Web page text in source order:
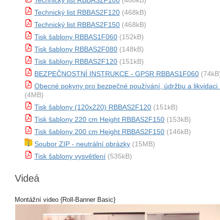
Technický list RBBAS2F120 (468kB)
Technický list RBBAS2F150 (468kB)
Tisk šablony RBBAS1F060 (152kB)
Tisk šablony RBBAS2F080 (148kB)
Tisk šablony RBBAS2F120 (151kB)
BEZPEČNOSTNÍ INSTRUKCE - GPSR RBBAS1F060
Obecné pokyny pro bezpečné používání, údržbu a likvidaci
(4MB)
Tisk šablony (120x220) RBBAS2F120 (151kB)
Tisk šablony 220 cm Height RBBAS2F150 (153kB)
Tisk šablony 200 cm Height RBBAS2F150 (146kB)
Soubor ZIP - neutrální obrázky (15MB)
Tisk šablony vysvětlení (535kB)
Videá
Montážní video {Roll-Banner Basic}